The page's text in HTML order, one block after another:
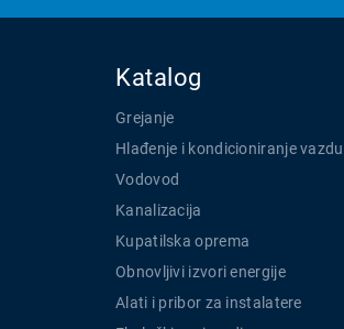
Katalog
Grejanje
Hlađenje i kondicioniranje
Vodovod
Kanalizacija
Kupatilska oprema
Obnovljivi izvori energije
Alati i pribor za instalatere